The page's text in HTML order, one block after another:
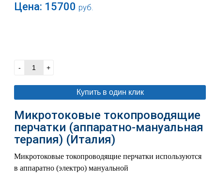
Цена: 15700 руб.
- +
Купить в один клик
Микротоковые токопроводящие
перчатки (аппаратно-мануальная
терапия) (Италия)
Микротоковые токопроводящие перчатки используются
в аппаратно (электро) мануальной